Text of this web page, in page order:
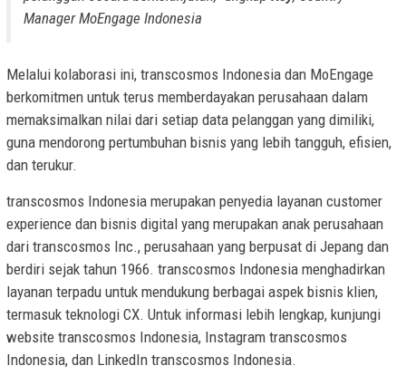
Manager MoEngage Indonesia
Melalui kolaborasi ini, transcosmos Indonesia dan MoEngage
berkomitmen untuk terus memberdayakan perusahaan dalam
memaksimalkan nilai dari setiap data pelanggan yang dimiliki,
guna mendorong pertumbuhan bisnis yang lebih tangguh, efisien,
dan terukur.
transcosmos Indonesia merupakan penyedia layanan customer
experience dan bisnis digital yang merupakan anak perusahaan
dari transcosmos Inc., perusahaan yang berpusat di Jepang dan
berdiri sejak tahun 1966. transcosmos Indonesia menghadirkan
layanan terpadu untuk mendukung berbagai aspek bisnis klien,
termasuk teknologi CX. Untuk informasi lebih lengkap, kunjungi
website transcosmos Indonesia, Instagram transcosmos
Indonesia, dan LinkedIn transcosmos Indonesia.